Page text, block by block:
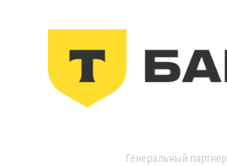
Генеральный партнер